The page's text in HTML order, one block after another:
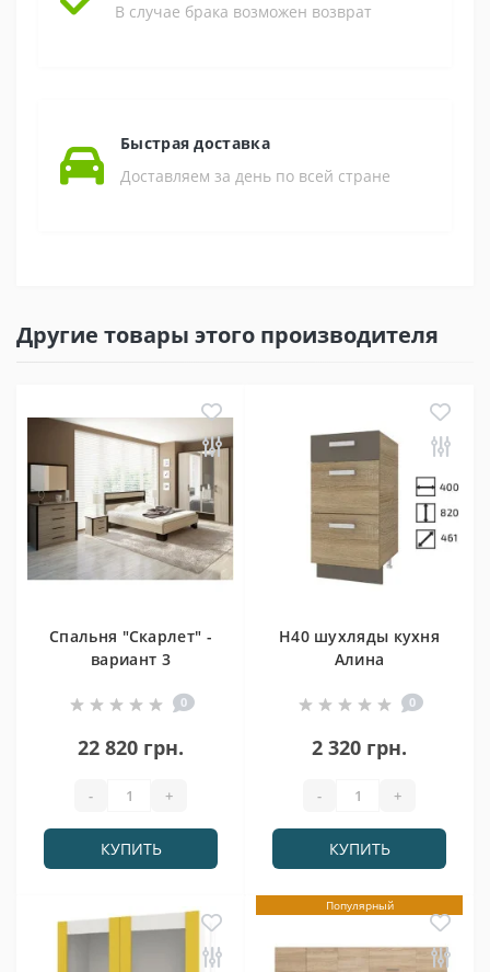
В случае брака возможен возврат
Быстрая доставка
Доставляем за день по всей стране
Другие товары этого производителя
Спальня "Скарлет" -
вариант 3
0
22 820 грн.
- +
КУПИТЬ
Н40 шухляды кухня
Алина
0
2 320 грн.
- +
КУПИТЬ
Популярный